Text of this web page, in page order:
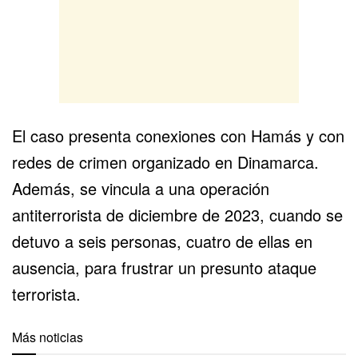
El caso presenta conexiones con Hamás y con
redes de crimen organizado en Dinamarca.
Además, se vincula a una operación
antiterrorista de diciembre de 2023, cuando se
detuvo a seis personas, cuatro de ellas en
ausencia, para frustrar un presunto ataque
terrorista.
Más noticias